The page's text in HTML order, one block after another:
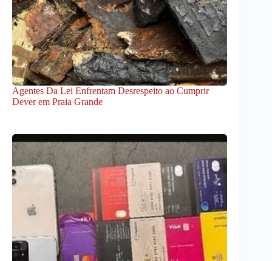
Agentes Da Lei Enfrentam Desrespeito ao Cumprir
Dever em Praia Grande